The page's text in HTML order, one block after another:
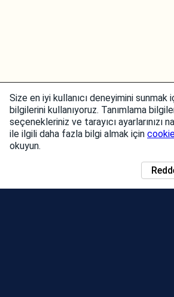
Size en iyi kullanıcı deneyimini sunmak
bilgilerini kullanıyoruz. Tanımlama
seçenekleriniz ve tarayıcı ayarlarınızı
ile ilgili daha fazla bilgi almak için
okuyun.